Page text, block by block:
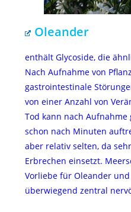
Oleander
enthält Glycoside, die
Nach Aufnahme von
gastrointestinale
von einer Anzahl von
Tod kann nach
schon nach Minuten
aber relativ selten, da
Erbrechen einsetzt.
Vorliebe für Oleander
überwiegend zentral